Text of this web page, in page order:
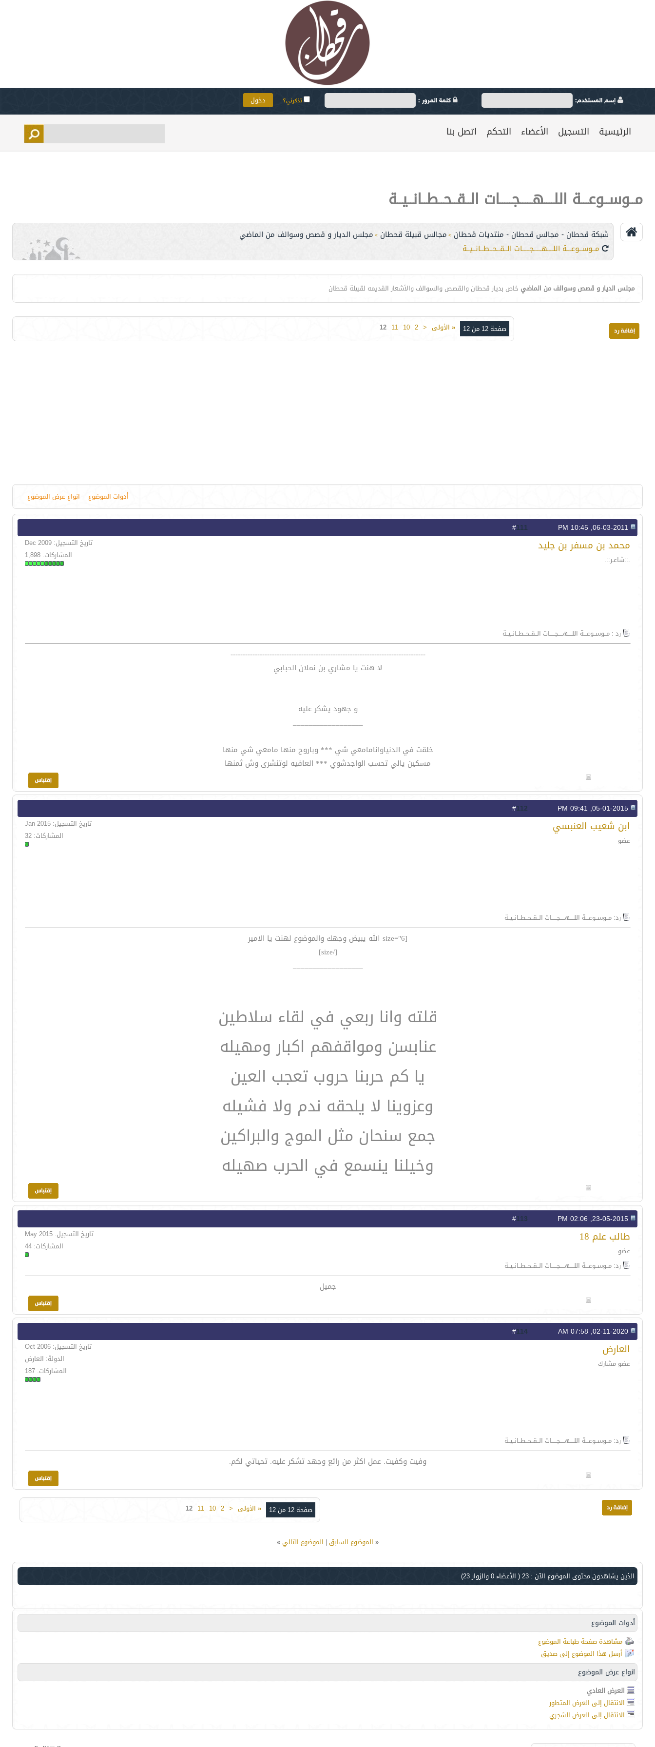
إسم المستخدم: كلمة المرور : تذكرني؟
الرئيسية التسجيل الأعضاء التحكم اتصل بنا
مــوســوعـــة اللــــهـــــجـــــات الــقــحــطــانــيــة
شبكة قحطان - مجالس قحطان - منتديات قحطان > مجالس قبيلة قحطان > مجلس الديار و قصص وسوالف من الماضي
مــوســوعـــة اللــــهـــــجـــــات الــقــحــطــانــيــة
مجلس الديار و قصص وسوالف من الماضي خاص بديار قحطان والقصص والسوالف والأشعار القديمه لقبيلة قحطان
صفحة 12 من 12 « الأولى <
2
10
11
12
أدوات الموضوع انواع عرض الموضوع
111
محمد بن مسفر بن جليد
.::شاعـر::.
تاريخ التسجيل: Dec 2009
المشاركات: 1,898
رد : مــوســوعـــة اللــــهـــــجـــــات الــقــحــطــانــيــة
--------------------------------------------------------------------------------
لا هنت يا مشاري بن نملان الحبابي
و جهود يشكر عليه
__________________
خلقت في الدنياوانامامعي شي *** وباروح منها مامعي شي منها
مسكين يالي تحسب الواجدشوي *** العافيه لوتنشرى وش ثمنها
112
ابن شعيب العنبسي
عضو
تاريخ التسجيل: Jan 2015
المشاركات: 32
رد: مــوســوعـــة اللــــهـــــجـــــات الــقــحــطــانــيــة
[size="6 الله يبيض وجهك والموضوع لهنت يا الامير
[/size]
__________________
قلته وانا ربعي في لقاء سلاطين
عنابسن ومواقفهم اكبار ومهيله
يا كم حربنا حروب تعجب العين
وعزوينا لا يلحقه ندم ولا فشيله
جمع سنحان مثل الموج والبراكين
وخيلنا ينسمع في الحرب صهيله
113
طالب علم 18
عضو
تاريخ التسجيل: May 2015
المشاركات: 44
رد: مــوســوعـــة اللــــهـــــجـــــات الــقــحــطــانــيــة
جميل
#
114
العارض
عضو مشارك
تاريخ التسجيل: Oct 2006
الدولة: العارض
المشاركات: 187
رد: مــوســوعـــة اللــــهـــــجـــــات الــقــحــطــانــيــة
وفيت وكفيت. عمل اكثر من رائع وجهد تشكر عليه. تحياتي لكم.
صفحة 12 من 12 « الأولى <
2
10
11
12
« الموضوع السابق| الموضوع التالي»
الذين يشاهدون محتوى الموضوع الآن : 23 ( الأعضاء 0 والزوار 23)
أدوات الموضوع
مشاهدة صفحة طباعة الموضوع
أرسل هذا الموضوع إلى صديق
انواع عرض الموضوع
العرض العادي
الانتقال إلى العرض المتطور
الانتقال إلى العرض الشجري